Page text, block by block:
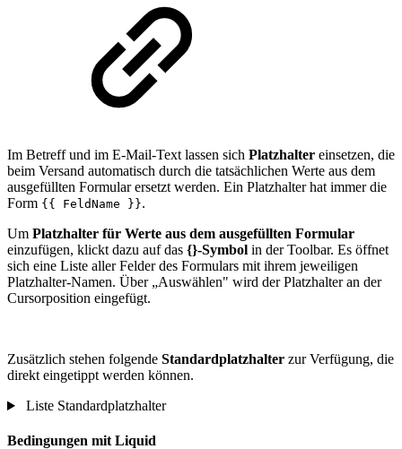
Im Betreff und im E-Mail-Text lassen sich Platzhalter einsetzen, die
beim Versand automatisch durch die tatsächlichen Werte aus dem
ausgefüllten Formular ersetzt werden. Ein Platzhalter hat immer die
Form {{ FeldName }}.
Um Platzhalter für Werte aus dem ausgefüllten Formular
einzufügen, klickt dazu auf das {}-Symbol in der Toolbar. Es öffnet
sich eine Liste aller Felder des Formulars mit ihrem jeweiligen
Platzhalter-Namen. Über „Auswählen" wird der Platzhalter an der
Cursorposition eingefügt.
Zusätzlich stehen folgende Standardplatzhalter zur Verfügung, die
direkt eingetippt werden können.
Liste Standardplatzhalter
Bedingungen mit Liquid